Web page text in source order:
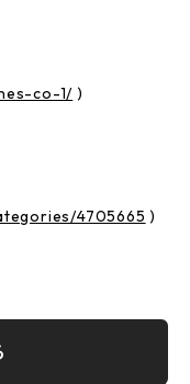
co-1/ )
4705665 )